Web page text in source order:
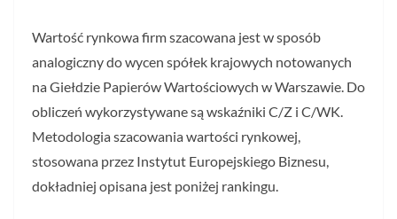
Wartość rynkowa firm szacowana jest w sposób
analogiczny do wycen spółek krajowych notowanych
na Giełdzie Papierów Wartościowych w Warszawie. Do
obliczeń wykorzystywane są wskaźniki C/Z i C/WK.
Metodologia szacowania wartości rynkowej,
stosowana przez Instytut Europejskiego Biznesu,
dokładniej opisana jest poniżej rankingu.